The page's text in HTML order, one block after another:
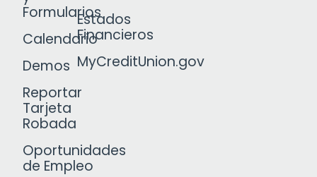
Formularios
Calendario
Demos
Reportar
Tarjeta
Robada
Oportunidades
de Empleo
Estados
Financieros
MyCreditUnion.gov